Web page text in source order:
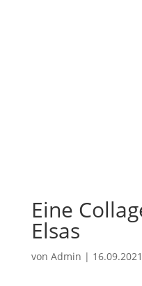
Eine
Elsas
von Admin | 16.09.2021